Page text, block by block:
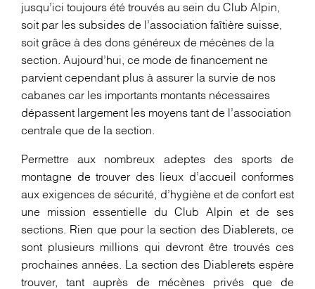
jusqu’ici toujours été trouvés au sein du Club Alpin,
soit par les subsides de l’association faîtière suisse,
soit grâce à des dons généreux de mécènes de la
section. Aujourd’hui, ce mode de financement ne
parvient cependant plus à assurer la survie de nos
cabanes car les importants montants nécessaires
dépassent largement les moyens tant de l’association
centrale que de la section.
Permettre aux nombreux adeptes des sports de
montagne de trouver des lieux d’accueil conformes
aux exigences de sécurité, d’hygiène et de confort est
une mission essentielle du Club Alpin et de ses
sections. Rien que pour la section des Diablerets, ce
sont plusieurs millions qui devront être trouvés ces
prochaines années. La section des Diablerets espère
trouver, tant auprès de mécènes privés que de